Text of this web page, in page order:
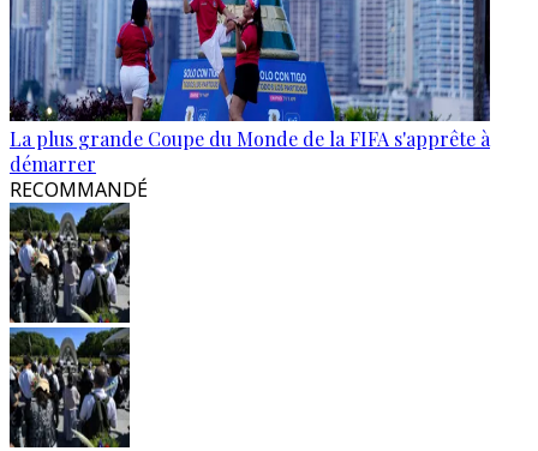
La plus grande Coupe du Monde de la FIFA s'apprête à
démarrer
RECOMMANDÉ